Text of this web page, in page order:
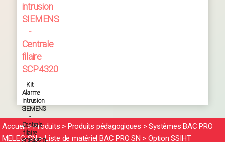
intrusion
SIEMENS
-
Centrale
filaire
SCP4320
Kit
Alarme
intrusion
SIEMENS
-
Centrale
filaire
Accueil>Produits > Produits pédagogiques >Systèmes BAC PRO
MELEC-SN>Liste de matériel BAC PRO SN >Option SSIHT